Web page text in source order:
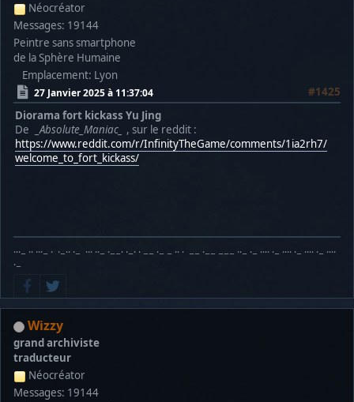
Néocréator
Messages: 19144
Peintre sans smartphone
de la Sphère Humaine
Emplacement: Lyon
27 Janvier 2025 à 11:37:04
#1425
Diorama fort kickass Yu Jing
De
_Absolute_Maniac_
, sur le reddit :
https://www.reddit.com/r/InfinityTheGame/comments/1ia2rh7/
welcome_to_fort_kickass/
···− ·· ···− · ·−·· ·− ··· ··− ·−−· ·−· · −− ·− − ·· · −− ·−− −−− ··− ·− ···· ·− ···· ·− ···· ·− ····
·−
Wizzy
grand archiviste
traducteur
Néocréator
Messages: 19144